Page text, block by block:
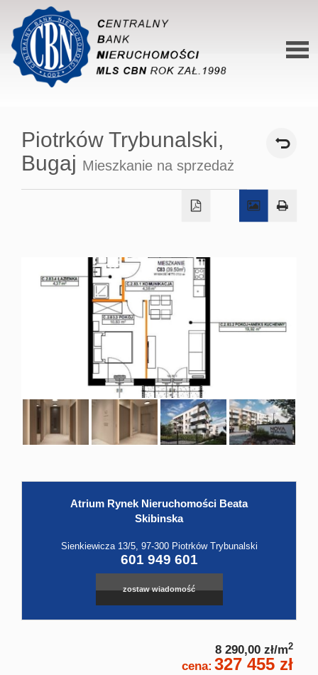
O
Piotrków Trybunalski,
Bugaj Mieszkanie na sprzedaż
Atrium Rynek Nieruchomości Beata
Skibinska
Sienkiewicza 13/5, 97-300 Piotrków Trybunalski
601 949 601
zostaw wiadomość
8 290,00 zł/m2
cena: 327 455 zł